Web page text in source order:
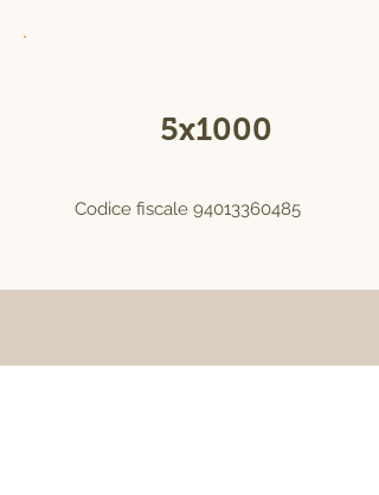
5x1000
Codice fiscale 94013360485